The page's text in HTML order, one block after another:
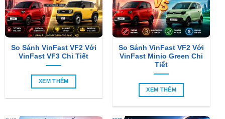
So Sánh VinFast VF2 Với
VinFast VF3 Chi Tiết
XEM THÊM
So Sánh VinFast VF2 Với
VinFast Minio Green Chi
Tiết
XEM THÊM